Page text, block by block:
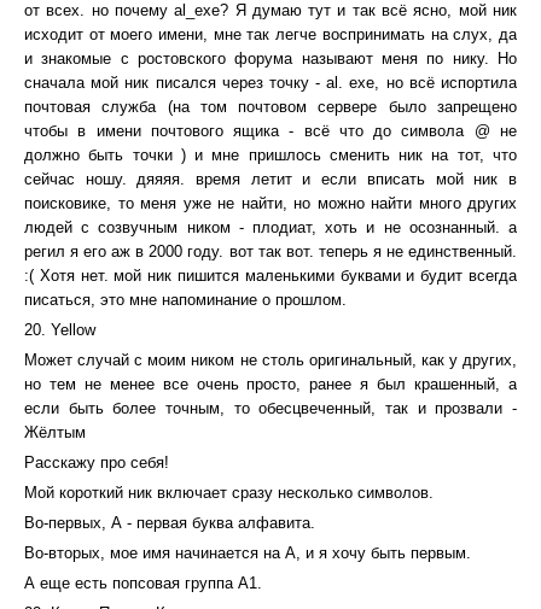
от всех. но почему al_exe? Я думаю тут и так всё ясно, мой ник
исходит от моего имени, мне так легче воспринимать на слух, да
и знакомые с ростовского форума называют меня по нику. Но
сначала мой ник писался через точку - al. exe, но всё испортила
почтовая служба (на том почтовом сервере было запрещено
чтобы в имени почтового ящика - всё что до символа @ не
должно быть точки ) и мне пришлось сменить ник на тот, что
сейчас ношу. дяяяя. время летит и если вписать мой ник в
поисковике, то меня уже не найти, но можно найти много других
людей с созвучным ником - плодиат, хоть и не осознанный. а
регил я его аж в 2000 году. вот так вот. теперь я не единственный.
:( Хотя нет. мой ник пишится маленькими буквами и будит всегда
писаться, это мне напоминание о прошлом.
20. Yellow
Может случай с моим ником не столь оригинальный, как у других,
но тем не менее все очень просто, ранее я был крашенный, а
если быть более точным, то обесцвеченный, так и прозвали -
Жёлтым
Расскажу про себя!
Мой короткий ник включает сразу несколько символов.
Во-первых, А - первая буква алфавита.
Во-вторых, мое имя начинается на А, и я хочу быть первым.
А еще есть попсовая группа А1.